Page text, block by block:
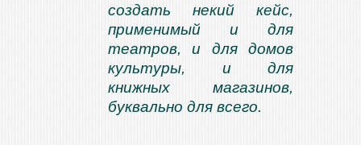
создать некий кейс,
применимый и для
театров, и для домов
культуры, и для
книжных магазинов,
буквально для всего.